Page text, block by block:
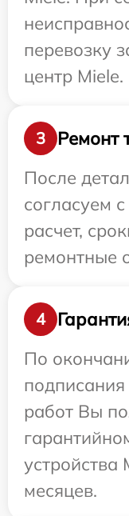
перевозку
центр Miele.
3
Ремонт
После
согласуем
расчет,
ремонтные
4
По
работ Вы
устройства
месяцев.